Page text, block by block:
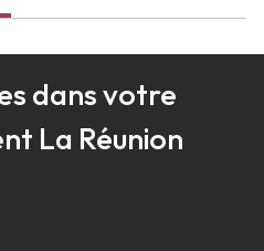
dans votre
La Réunion